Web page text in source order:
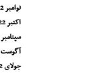
نوامبر 2022
اکتبر 2022
سپتامبر 2022
آگوست 2022
جولای 2022